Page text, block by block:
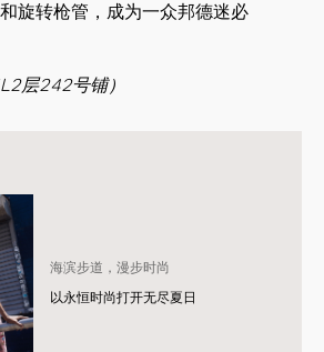
旋转枪管，成为一众邦德迷必
层242号铺）
海滨步道，漫步时尚
以永恒时尚打开无尽夏日